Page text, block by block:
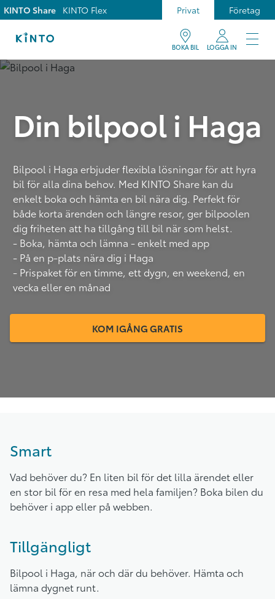
Privat Företag
KINTO Share KINTO Flex
BOKA BIL LOGGA IN
Din bilpool i Haga
Bilpool i Haga erbjuder flexibla lösningar för att hyra
bil för alla dina behov. Med KINTO Share kan du
enkelt boka och hämta en bil nära dig. Perfekt för
både korta ärenden och längre resor, ger bilpoolen
dig friheten att ha tillgång till bil när som helst.
- Boka, hämta och lämna - enkelt med app
- På en p-plats nära dig i Haga
- Prispaket för en timme, ett dygn, en weekend, en
vecka eller en månad
KOM IGÅNG GRATIS
Smart
Vad behöver du? En liten bil för det lilla ärendet eller
en stor bil för en resa med hela familjen? Boka bilen du
behöver i app eller på webben.
Tillgängligt
Bilpool i Haga, när och där du behöver. Hämta och
lämna dygnet runt.